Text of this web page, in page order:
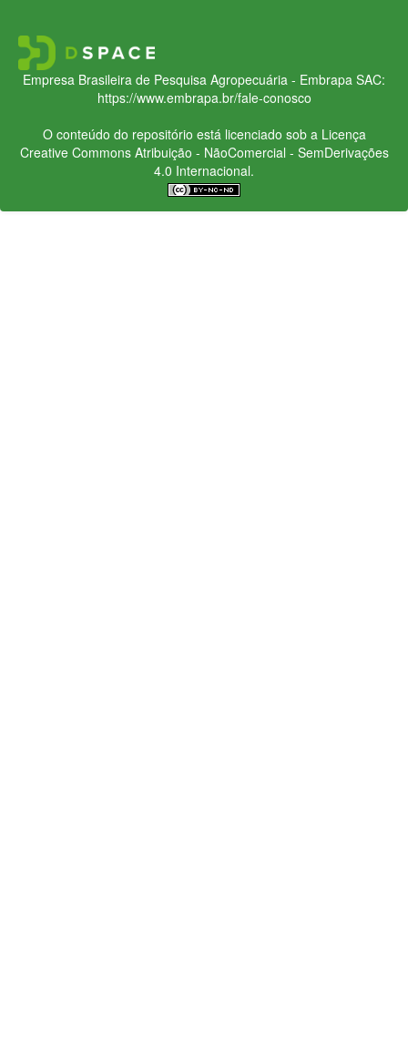
Empresa Brasileira de Pesquisa Agropecuária - Embrapa SAC:
https://www.embrapa.br/fale-conosco
O conteúdo do repositório está licenciado sob a Licença
Creative CommonsAtribuição - NãoComercial - SemDerivações
4.0 Internacional.